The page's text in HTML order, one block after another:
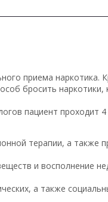
приема наркотика.
бросить наркотики,
пациент проходит 4
терапии, а также
и восполнение
а также